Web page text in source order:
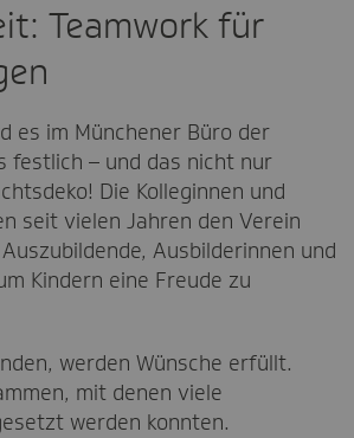
Teamwork für
es im Münchener Büro der
festlich – und das nicht nur
Die Kolleginnen und
seit vielen Jahren den Verein
Ausbilderinnen und
Kindern eine Freude zu
werden Wünsche erfüllt.
mit denen viele
werden konnten.